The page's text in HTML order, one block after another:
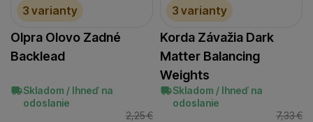
3 varianty
Olpra Olovo Zadné
Backlead
Skladom / Ihneď na
odoslanie
2,25€
3 varianty
Korda Závažia Dark
Matter Balancing
Weights
Skladom / Ihneď na
odoslanie
7,33€